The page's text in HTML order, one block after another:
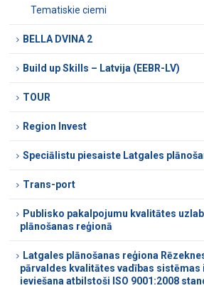
Tematiskie ciemi
BELLA DVINA 2
Build up Skills – Latvija (EEBR-LV)
TOUR
Region Invest
Speciālistu piesaiste Latgales
Trans-port
Publisko pakalpojumu kvalitātes
plānošanas reģionā
Latgales plānošanas reģiona
pārvaldes kvalitātes vadības sistēmas
ieviešana atbilstoši ISO 9001:2008